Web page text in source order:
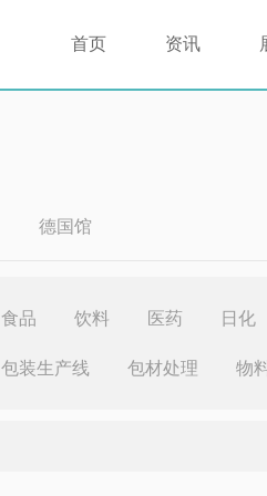
首页 资讯
德国馆
食品 饮料 医药 日化
包装生产线 包材处理 物